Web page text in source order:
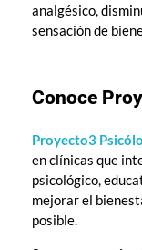
analgésico,
sensación de
Conoce
Proyecto3
en clínicas que
psicológico,
mejorar el
posible.